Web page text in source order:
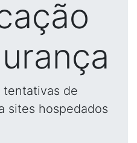
tentativas de
sites hospedados